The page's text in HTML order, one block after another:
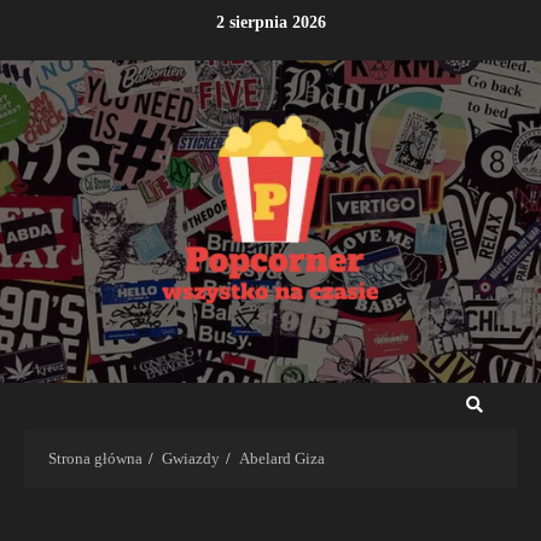
treści
2 sierpnia 2026
Strona główna Gwiazdy Abelard Giza